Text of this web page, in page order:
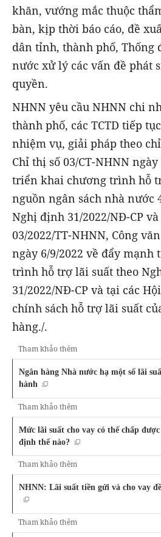
khăn, vướng mắc thuộc
bàn, kịp thời báo cáo, đề
dân tỉnh, thành phố, Thống
nước xử lý các vấn đề phát
quyền.
NHNN yêu cầu NHNN chi
thành phố, các TCTD tiếp
nhiệm vụ, giải pháp theo
Chỉ thị số 03/CT-NHNN
triển khai chương trình hỗ
nguồn ngân sách nhà nước
Nghị định 31/2022/NĐ-CP
03/2022/TT-NHNN, Công
ngày 6/9/2022 về đẩy
trình hỗ trợ lãi suất theo
31/2022/NĐ-CP và tại các
chính sách hỗ trợ lãi suất
hàng./.
Tham khảo thêm
Ngân hàng Nhà nước hạ một số lãi
hành
Tham khảo thêm
Mức lãi suất cho vay có thế chấp
định thế nào?
Tham khảo thêm
NHNN: Lãi suất tiền gửi và cho vay
Tham khảo thêm